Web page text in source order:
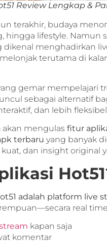
Review Lengkap &
terakhir, budaya
hingga lifestyle. Namun
dikenal menghadirkan
melonjak terutama di
gemar mempelajari
sebagai alternatif
dan lebih
akan mengulas fitur
terbaru yang banyak
dan insight original
adalah platform live
real
kapan saja
komentar